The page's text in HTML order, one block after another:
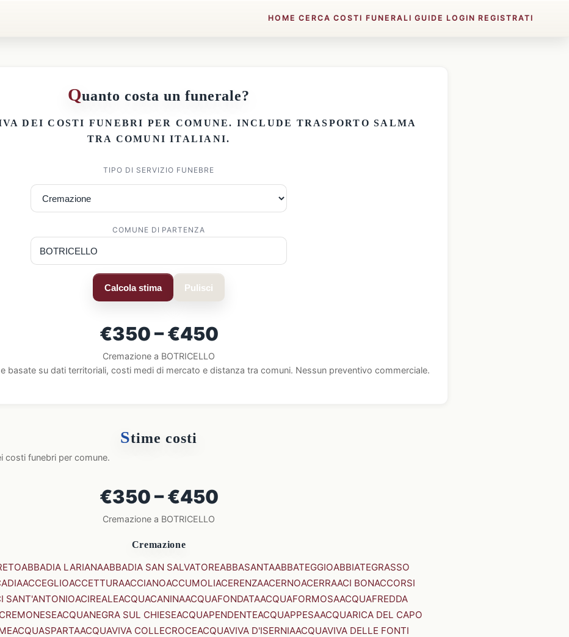
HOME CERCA COSTI FUNERALI GUIDE LOGIN REGISTRATI
Quanto costa un funerale?
DEICOSTI FUNEBRI PER COMUNE. INCLUDE TRASPORTO SALMA
TRA COMUNI ITALIANI.
TIPO DI SERVIZIO FUNEBRE
COMUNE DI PARTENZA
Calcola stima Pulisci
€350 – €450
Cremazione a BOTRICELLO
e basate su dati territoriali, costi medi di mercato e distanza tra comuni. Nessun preventivo commerciale.
Stime costi
costi funebri per comune.
€350 – €450
Cremazione a BOTRICELLO
Cremazione
ABBADIA LARIANAABBADIA SAN SALVATOREABBASANTAABBATEGGIOABBIATEGRASSO
ACCEGLIOACCETTURAACCIANOACCUMOLIACERENZAACERNOACERRAACI BONACCORSI
SANT'ANTONIOACIREALEACQUACANINAACQUAFONDATAACQUAFORMOSAACQUAFREDDA
ACQUANEGRA SUL CHIESEACQUAPENDENTEACQUAPPESAACQUARICA DEL CAPO
ACQUASPARTAACQUAVIVA COLLECROCEACQUAVIVA D'ISERNIAACQUAVIVA DELLE FONTI